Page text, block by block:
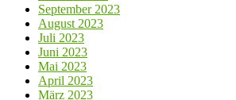
September 2023
August 2023
Juli 2023
Juni 2023
Mai 2023
April 2023
März 2023